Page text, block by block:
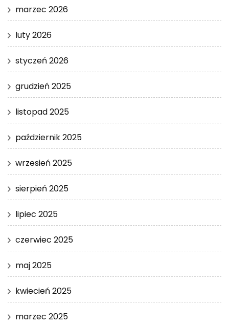
marzec 2026
luty 2026
styczeń 2026
grudzień 2025
listopad 2025
październik 2025
wrzesień 2025
sierpień 2025
lipiec 2025
czerwiec 2025
maj 2025
kwiecień 2025
marzec 2025